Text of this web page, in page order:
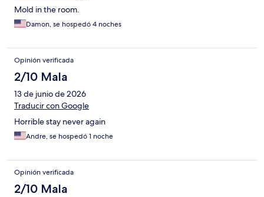
Mold in the room.
Damon, se hospedó 4 noches
Opinión verificada
2/10 Mala
13 de junio de 2026
Traducir con Google
Horrible stay never again
Andre, se hospedó 1 noche
Opinión verificada
2/10 Mala